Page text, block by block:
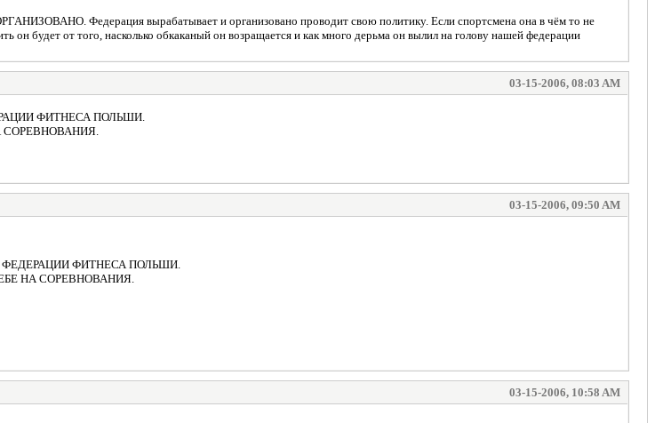
Федерация вырабатывает и организовано проводит свою политику. Если спортсмена она в чём то не
будет от того, насколько обкаканый он возращается и как много дерьма он вылил на голову нашей федерации
03-15-2006, 08:03 AM
ФИТНЕСА ПОЛЬШИ.
03-15-2006, 09:50 AM
ФИТНЕСА ПОЛЬШИ.
НА СОРЕВНОВАНИЯ.
03-15-2006, 10:58 AM